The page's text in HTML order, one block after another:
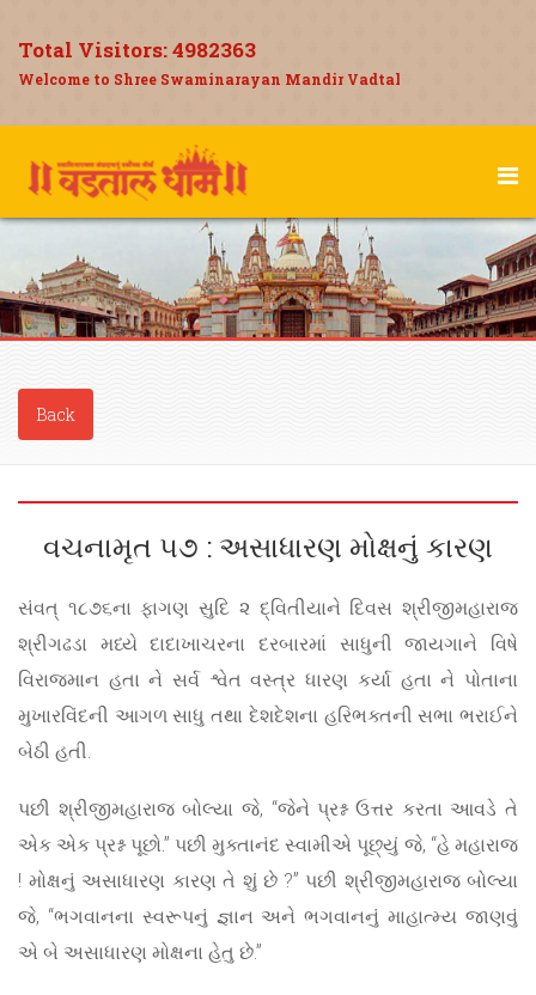
Total Visitors:4982363
Welcome to Shree Swaminarayan Mandir Vadtal
Back
વચનામૃત ૫૭ : અસાધારણ મોક્ષનું કારણ
સંવત્ ૧૮૭૬ના ફાગણ સુદિ ૨ દ્વિતીયાને દિવસ શ્રીજીમહારાજ
શ્રીગઢડા મધ્યે દાદાખાચરના દરબારમાં સાધુની જાયગાને વિષે
વિરાજમાન હતા ને સર્વ શ્વેત વસ્ત્ર ધારણ કર્યા હતા ને પોતાના
મુખારવિંદની આગળ સાધુ તથા દેશદેશના હરિભક્તની સભા ભરાઈને
બેઠી હતી.
પછી શ્રીજીમહારાજ બોલ્યા જે, “જેને પ્રશ્ન ઉત્તર કરતા આવડે તે
એક એક પ્રશ્ન પૂછો.” પછી મુક્તાનંદ સ્વામીએ પૂછ્યું જે, “હે મહારાજ
! મોક્ષનું અસાધારણ કારણ તે શું છે ?” પછી શ્રીજીમહારાજ બોલ્યા
જે, “ભગવાનના સ્વરૂપનું જ્ઞાન અને ભગવાનનું માહાત્મ્ય જાણવું
એ બે અસાધારણ મોક્ષના હેતુ છે.”